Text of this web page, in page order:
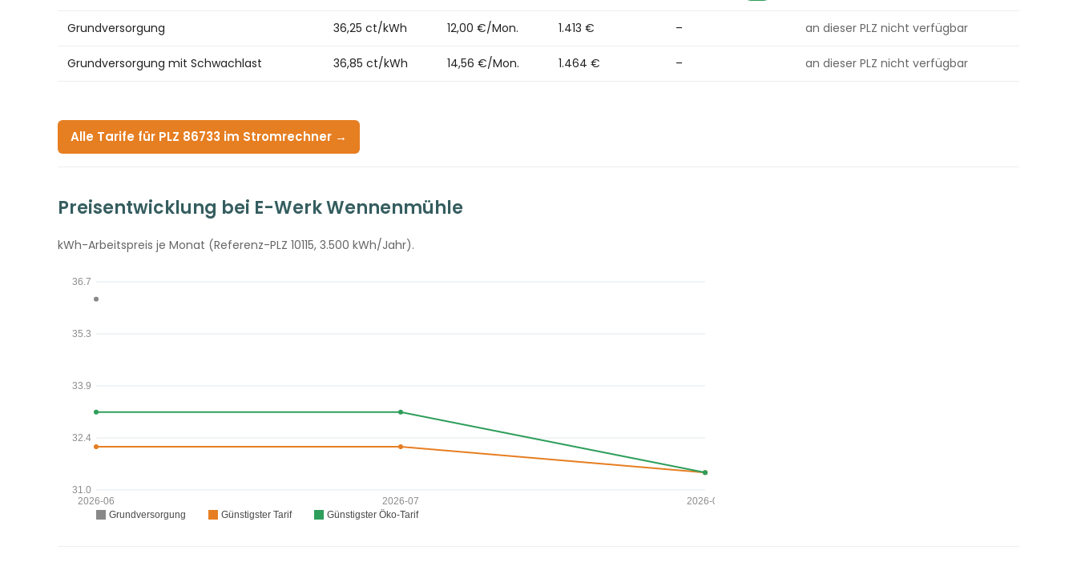
Grundversorgung 36,25 ct/kWh 12,00 €/Mon. 1.413 € – an dieser PLZ nicht verfügbar
Grundversorgung mit Schwachlast 36,85 ct/kWh 14,56 €/Mon. 1.464 € – an dieser PLZ nicht verfügbar
Alle Tarife für PLZ 86733 im Stromrechner →
Preisentwicklung bei E-Werk Wennenmühle
kWh-Arbeitspreis je Monat (Referenz-PLZ 10115, 3.500 kWh/Jahr).